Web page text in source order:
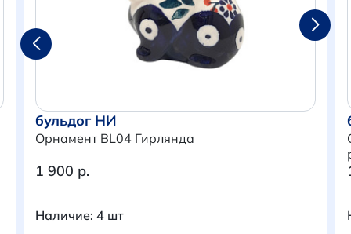
бульдог НИ
Орнамент BL04 Гирлянда
1 900 р.
Наличие: 4 шт